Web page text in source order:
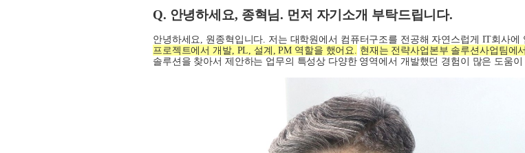
Q. 안녕하세요, 종혁님. 먼저 자기소개 부탁드립니다.
안녕하세요 원종혁입니다 저는 대학원에서 컴퓨터구조를 전공해 자연스럽게 IT회사에
프로젝트에서 개발, PL, 설계 , PM 역할을 했어요 현재는 전략사업본부 솔루션사업팀에
솔루션을 찾아서 제안하는 업무의 특성상 다양한 영역에서 개발했던 경험이 많은 도움